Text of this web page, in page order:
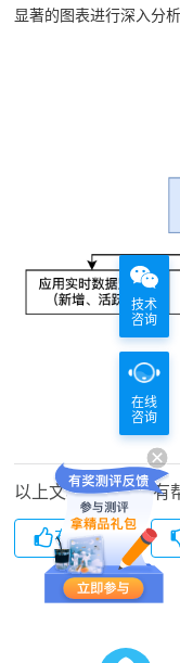
显著的图表进行深入分
以上文档对您是否有
有帮助
技术
咨询
在线
咨询